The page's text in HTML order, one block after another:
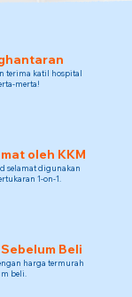
terima katil hospital
merta!
oleh KKM
selamat digunakan
1-on-1.
Beli
harga termurah
beli.